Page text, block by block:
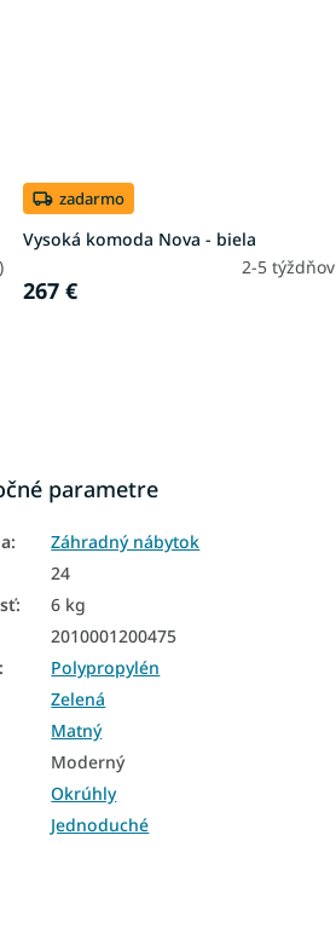
zadarmo
Vysoká komoda Nova - biela
2-5 týždňov
267 €
parametre
:
Záhradný nábytok
24
:
6 kg
2010001200475
:
Polypropylén
Zelená
Matný
Moderný
Okrúhly
Jednoduché